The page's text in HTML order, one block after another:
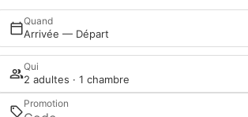
Quand
Arrivée — Départ
Qui
2 adultes · 1 chambre
Promotion